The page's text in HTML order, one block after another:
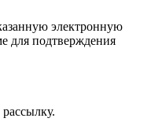
электронную
для подтверждения